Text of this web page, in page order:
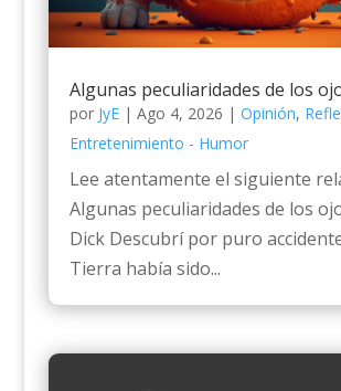
Algunas peculiaridades de los
por JyE| Ago 4, 2026 | Opinión,
Entretenimiento - Humor
Lee atentamente el siguiente
Algunas peculiaridades de los
Dick Descubrí por puro
Tierra había sido...